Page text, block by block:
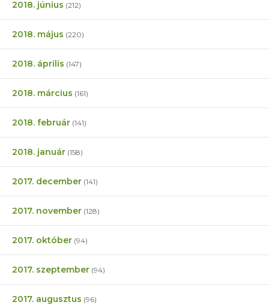
2018. június (212)
2018. május (220)
2018. április (147)
2018. március (161)
2018. február (141)
2018. január (158)
2017. december (141)
2017. november (128)
2017. október (94)
2017. szeptember (94)
2017. augusztus (96)